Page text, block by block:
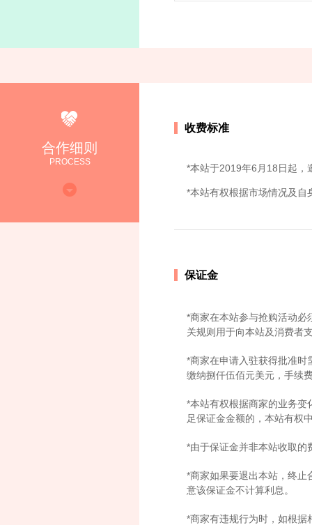
合作细则
PROCESS
收费标准
*本站于2019年6月18日起，
*本站有权根据市场情况及自
保证金
*商家在本站参与抢购活动必
关规则用于向本站及消费者
*商家在申请入驻获得批准时
缴纳捌仟伍佰元美元，手续
*本站有权根据商家的业务
足保证金金额的，本站有权
*由于保证金并非本站收取的
*商家如果要退出本站，终止
意该保证金不计算利息。
*商家有违规行为时，如根据